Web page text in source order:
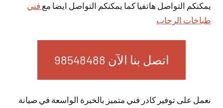
يمكنكم التواصل هاتفيا كما يمكنكم التواصل ايضا مع فني
طباخات الرحاب
اتصل بنا الآن 98548488
نعمل على توفير كادر فني متميز بالخبرة الواسعة في صيانة